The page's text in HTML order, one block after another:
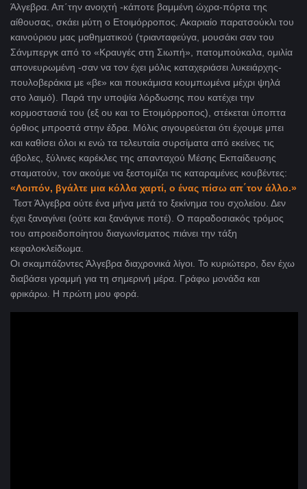
Άλγεβρα. Απ΄την ανοιχτή -κάποτε βαμμένη ώχρα-πόρτα της
αίθουσας, σκάει μύτη ο Ετοιμόρροπος. Ακαριαίο παρατσούκλι του
καινούριου μας μαθηματικού (τριανταφεύγα, μουσάκι σαν του
Σάνμπεργκ από το «Κραυγές στη Σιωπή», πατομπούκαλα, ομιλία
απονευρωμένη -σαν να τον έχει μόλις καταχεριάσει λυκειάρχης-
πουλοβεράκια με «βε» και πουκάμισα κουμπωμένα μέχρι ψηλά
στο λαιμό). Παρά την υποψία λόρδωσης που κατέχει την
κορμοστασιά του (εξ ου και το Ετοιμόρροπος), στέκεται ύποπτα
όρθιος μπροστά στην έδρα. Μόλις σιγουρεύεται ότι έχουμε μπει
και καθίσει όλοι κι ενώ τα τελευταία συρσίματα από εκείνες τις
άβολες, ξύλινες καρέκλες της απανταχού Μέσης Εκπαίδευσης
σταματούν, τον ακούμε να ξεστομίζει τις καταραμένες κουβέντες:
«Λοιπόν, βγάλτε μια κόλλα χαρτί, ο ένας πίσω απ΄τον άλλο.»
Τεστ Άλγεβρα ούτε ένα μήνα μετά το ξεκίνημα του σχολείου. Δεν
έχει ξαναγίνει (ούτε και ξανάγινε ποτέ). Ο παραδοσιακός τρόμος
του απροειδοποίητου διαγωνίσματος πιάνει την τάξη
κεφαλοκλείδωμα.
Οι σκαμπάζοντες Άλγεβρα διαχρονικά λίγοι. Το κυριώτερο, δεν έχω
διαβάσει γραμμή για τη σημερινή μέρα. Γράφω μονάδα και
φρικάρω. Η πρώτη μου φορά.